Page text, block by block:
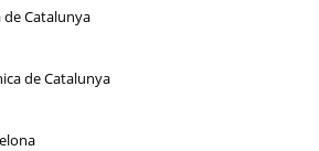
Catalunya
de Catalunya